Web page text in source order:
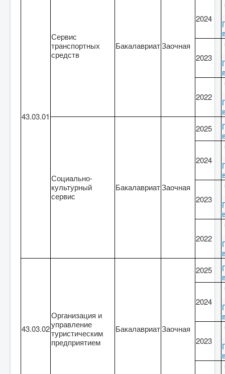
43.03.01
Сервис
транспортных
средств
БакалавриатЗаочная
2024
2023
2022
Социально-
культурный
сервис
БакалавриатЗаочная
2025
2024
2023
2022
43.03.02
Организация и
управление
туристическим
предприятием
БакалавриатЗаочная
2025
2024
2023